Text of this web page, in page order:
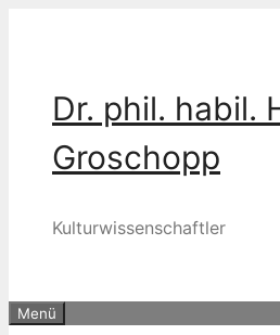
Dr. phil. habil.
Groschopp
Kulturwissenschaftler
Menü